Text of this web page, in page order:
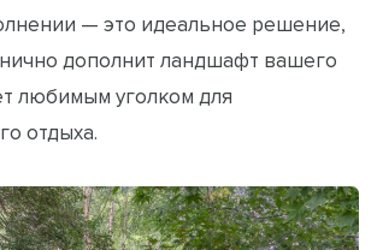
— это идеальное решение,
дополнит ландшафт вашего
любимым уголком для
отдыха.